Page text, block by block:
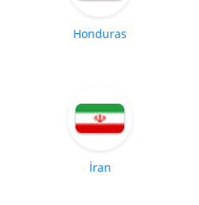
Honduras
İran